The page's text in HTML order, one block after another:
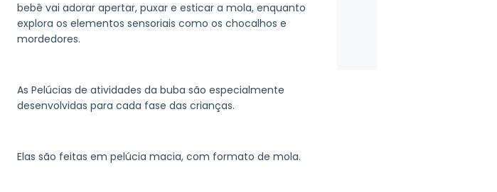
bebê vai adorar apertar, puxar e esticar a mola, enquanto
explora os elementos sensoriais como os chocalhos e
mordedores.
As Pelúcias de atividades da buba são especialmente
desenvolvidas para cada fase das crianças.
Elas são feitas em pelúcia macia, com formato de mola.